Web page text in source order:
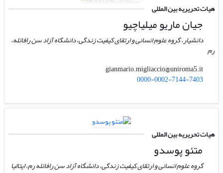
هیات تحریریه بین المللی
جیان ماریو میلیاچیو
دانشیار، گروه علوم انسانی و ارتقای کیفیت زندگی، دانشگاه آزاد سن رافائله،
رم
gianmario.migliaccio@uniroma5.it
0000-0002-7144-7403
هیات تحریریه بین المللی
متئو پوسدو
گروه علوم انسانی و ارتقای کیفیت زندگی، دانشگاه آزاد سن رافائله رم، ایتالیا